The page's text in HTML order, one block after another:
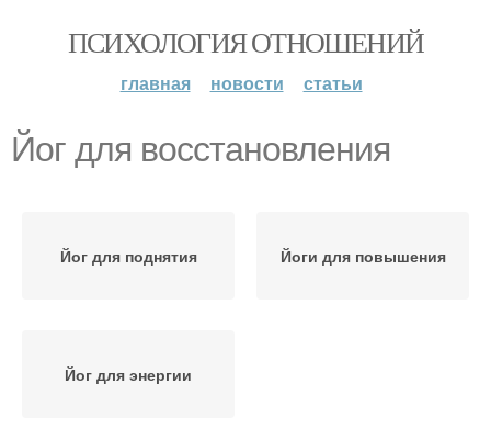
ПСИХОЛОГИЯ ОТНОШЕНИЙ
главная новости статьи
Йог для восстановления
Йог для поднятия Йоги для повышения
Йог для энергии